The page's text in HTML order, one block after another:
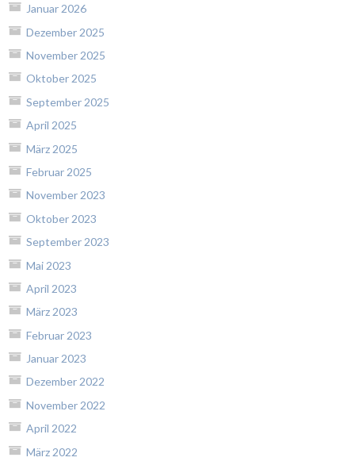
Januar 2026
Dezember 2025
November 2025
Oktober 2025
September 2025
April 2025
März 2025
Februar 2025
November 2023
Oktober 2023
September 2023
Mai 2023
April 2023
März 2023
Februar 2023
Januar 2023
Dezember 2022
November 2022
April 2022
März 2022